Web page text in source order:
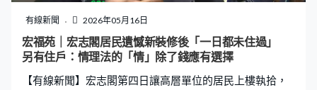
有線新聞 2026年05月16日
宏福苑｜宏志閣居民遺憾新裝修後「一日都未住過」
另有住戶：情理法的「情」除了錢應有選擇
【有線新聞】宏志閣第四日讓高層單位的居民上樓執拾，